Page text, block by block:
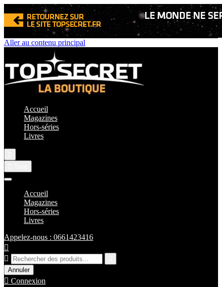
Aller au contenu principal
Accueil
Magazines
Hors-séries
Livres
Accueil
Magazines
Hors-séries
Livres
Appelez-nous : 0661423416


Annuler
 Connexion